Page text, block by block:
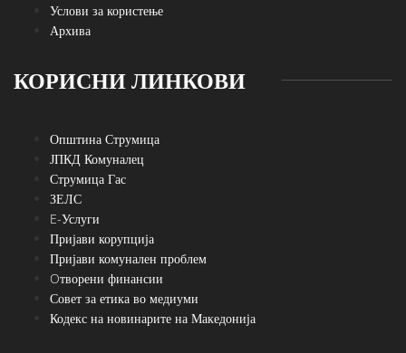
Услови за користење
Архива
КОРИСНИ ЛИНКОВИ
Општина Струмица
ЈПКД Комуналец
Струмица Гас
ЗЕЛС
E-Услуги
Пријави корупција
Пријави комунален проблем
Oтворени финансии
Совет за етика во медиуми
Кодекс на новинарите на Македонија